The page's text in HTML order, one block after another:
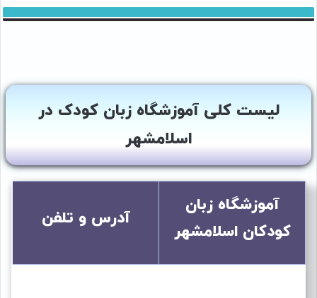
لیست کلی آموزشگاه زبان کودک در
اسلامشهر
آموزشگاه زبان
کودکان اسلامشهر
آدرس و تلفن